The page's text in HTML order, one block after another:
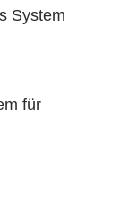
System
für